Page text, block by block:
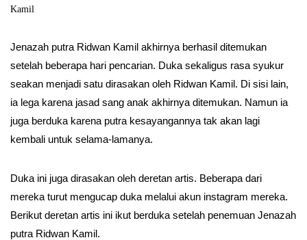
Kamil
Jenazah putra Ridwan Kamil akhirnya berhasil ditemukan
setelah beberapa hari pencarian. Duka sekaligus rasa syukur
seakan menjadi satu dirasakan oleh Ridwan Kamil. Di sisi lain,
ia lega karena jasad sang anak akhirnya ditemukan. Namun ia
juga berduka karena putra kesayangannya tak akan lagi
kembali untuk selama-lamanya.
Duka ini juga dirasakan oleh deretan artis. Beberapa dari
mereka turut mengucap duka melalui akun instagram mereka.
Berikut deretan artis ini ikut berduka setelah penemuan Jenazah
putra Ridwan Kamil.